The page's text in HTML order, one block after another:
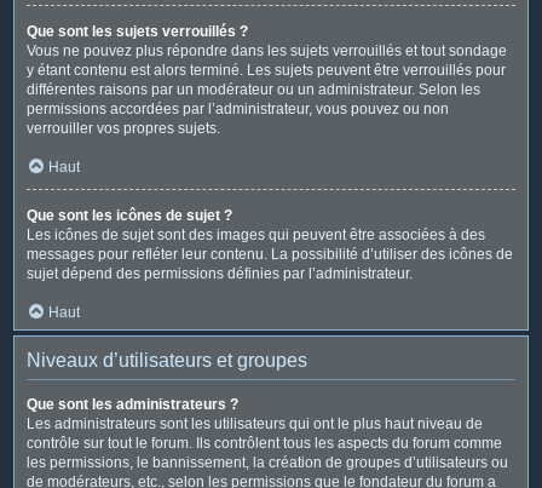
Que sont les sujets verrouillés ?
Vous ne pouvez plus répondre dans les sujets verrouillés et tout sondage
y étant contenu est alors terminé. Les sujets peuvent être verrouillés pour
différentes raisons par un modérateur ou un administrateur. Selon les
permissions accordées par l’administrateur, vous pouvez ou non
verrouiller vos propres sujets.
Haut
Que sont les icônes de sujet ?
Les icônes de sujet sont des images qui peuvent être associées à des
messages pour refléter leur contenu. La possibilité d’utiliser des icônes de
sujet dépend des permissions définies par l’administrateur.
Haut
Niveaux d’utilisateurs et groupes
Que sont les administrateurs ?
Les administrateurs sont les utilisateurs qui ont le plus haut niveau de
contrôle sur tout le forum. Ils contrôlent tous les aspects du forum comme
les permissions, le bannissement, la création de groupes d’utilisateurs ou
de modérateurs, etc., selon les permissions que le fondateur du forum a